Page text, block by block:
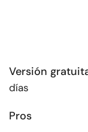
Versión
días
Pros